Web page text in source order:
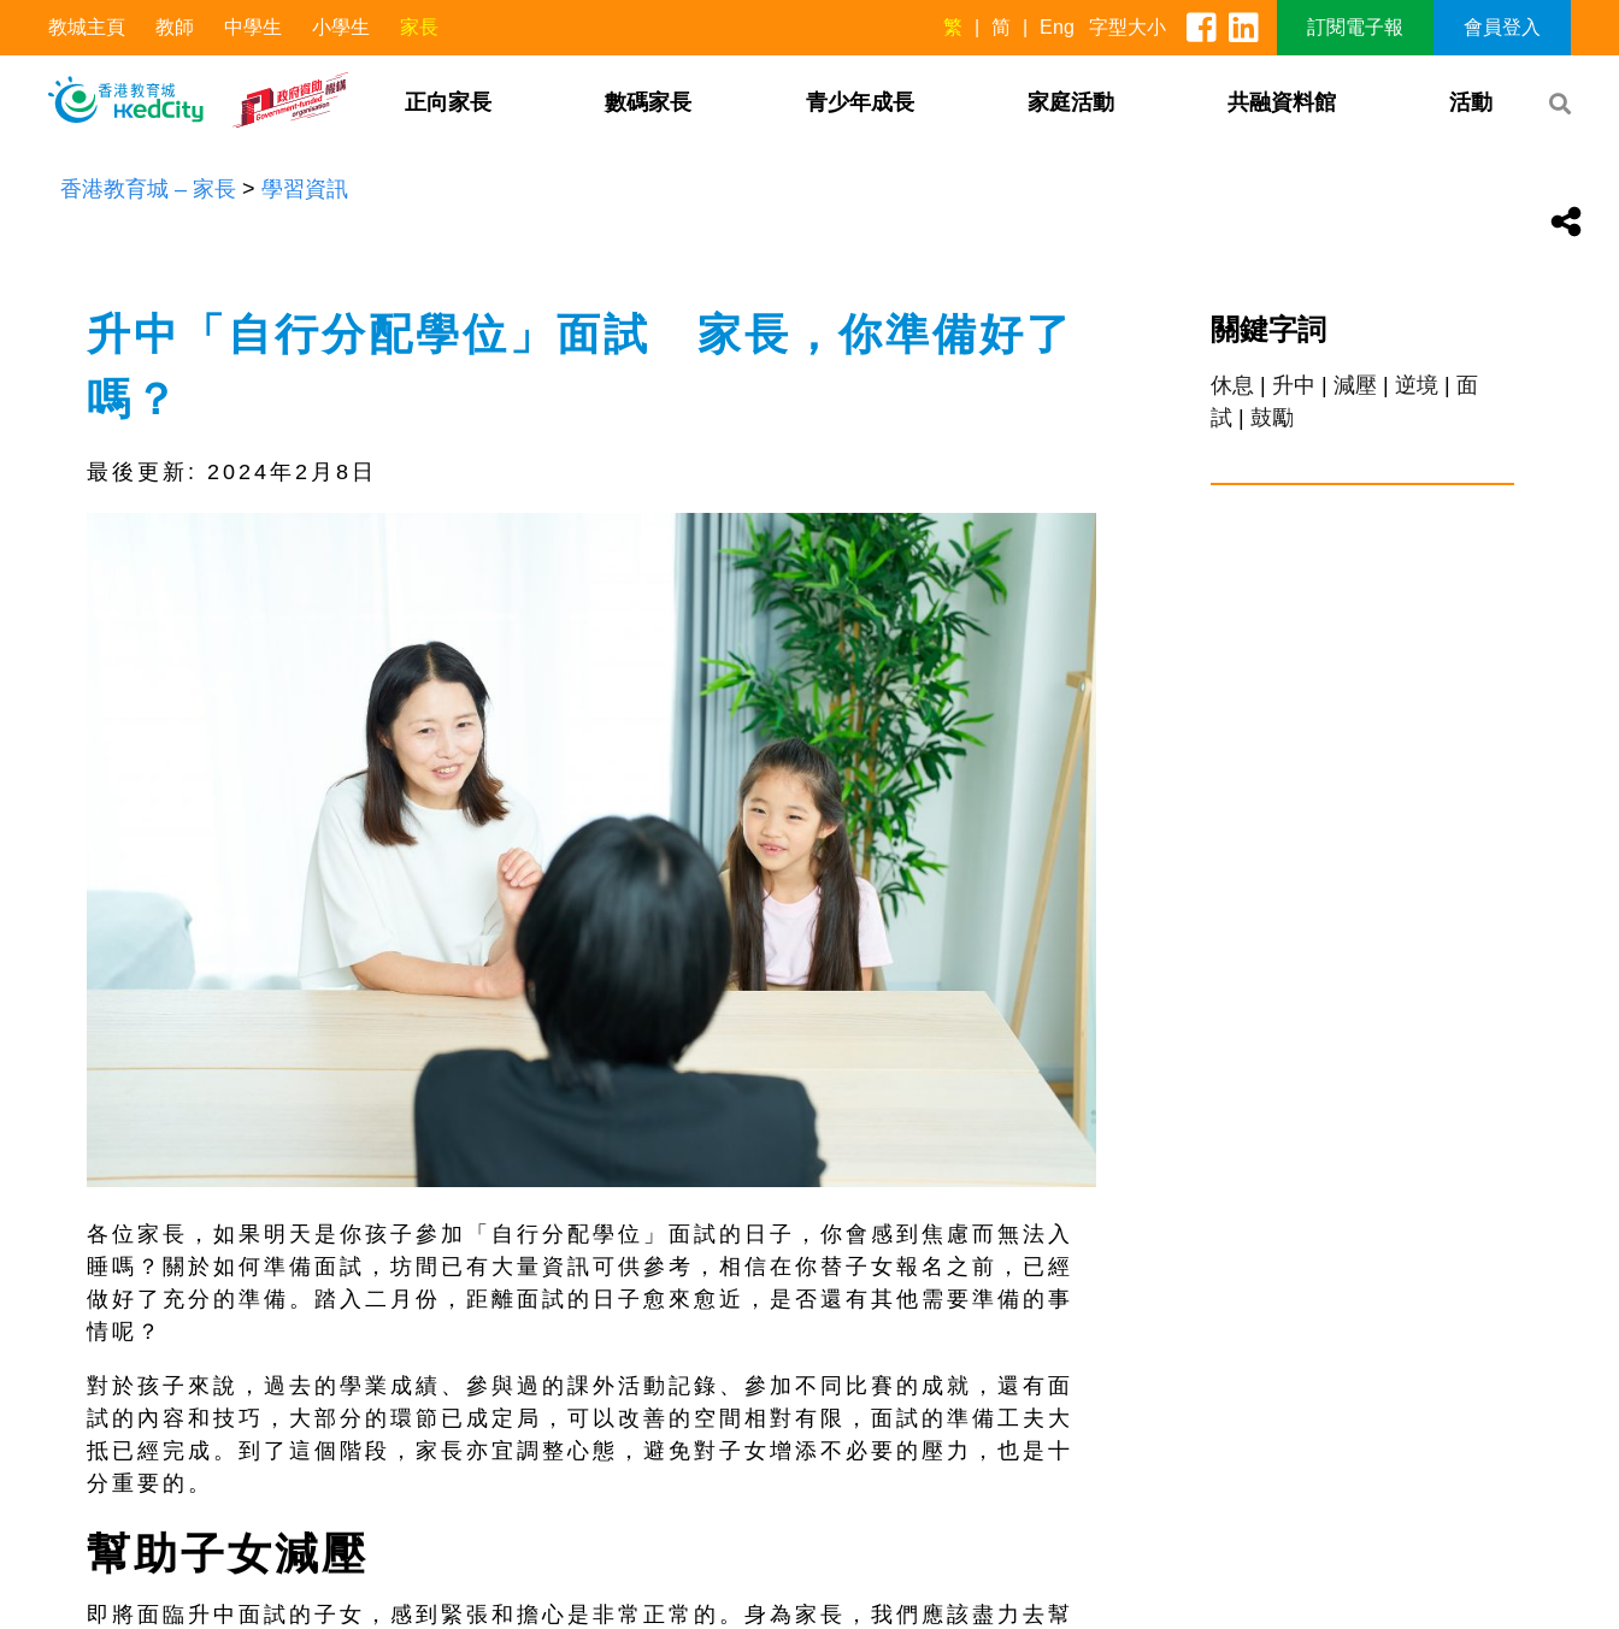
教城主頁 教師 中學生 小學生 家長 繁 简 Eng 字型大小 訂閱電子報 會員登入
正向家長 數碼家長 青少年成長 家庭活動 共融資料館 活動
香港教育城 – 家長 > 學習資訊
升中「自行分配學位」面試 家長，你準備好了
嗎？
最後更新: 2024年2月8日
各位家長，如果明天是你孩子參加「自行分配學位」面試的日子，你會感到焦慮而無法入
睡嗎？關於如何準備面試，坊間已有大量資訊可供參考，相信在你替子女報名之前，已經
做好了充分的準備。踏入二月份，距離面試的日子愈來愈近，是否還有其他需要準備的事
情呢？
對於孩子來說，過去的學業成績、參與過的課外活動記錄、參加不同比賽的成就，還有面
試的內容和技巧，大部分的環節已成定局，可以改善的空間相對有限，面試的準備工夫大
抵已經完成。到了這個階段，家長亦宜調整心態，避免對子女增添不必要的壓力，也是十
分重要的。
幫助子女減壓
即將面臨升中面試的子女，感到緊張和擔心是非常正常的。身為家長，我們應該盡力去幫
關鍵字詞
休息 升中 減壓 逆境
面
試
鼓勵